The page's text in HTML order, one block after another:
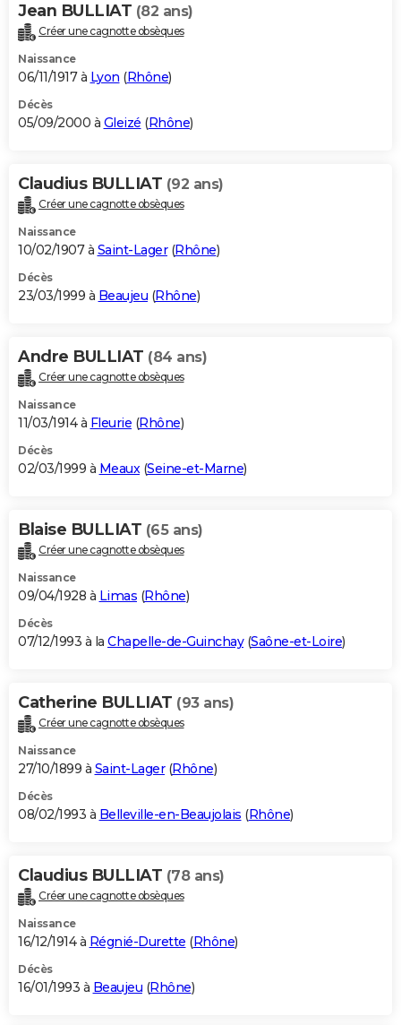
Jean BULLIAT (82 ans)
Créer une cagnotte obsèques
Naissance
06/11/1917 à Lyon (Rhône)
Décès
05/09/2000 à Gleizé (Rhône)
Claudius BULLIAT (92 ans)
Créer une cagnotte obsèques
Naissance
10/02/1907 à Saint-Lager(Rhône)
Décès
23/03/1999 à Beaujeu (Rhône)
Andre BULLIAT (84 ans)
Créer une cagnotte obsèques
Naissance
11/03/1914 à Fleurie (Rhône)
Décès
02/03/1999 à Meaux(Seine-et-Marne)
Blaise BULLIAT (65 ans)
Créer une cagnotte obsèques
Naissance
09/04/1928 à Limas (Rhône)
Décès
07/12/1993 à la Chapelle-de-Guinchay(Saône-et-Loire)
Catherine BULLIAT (93 ans)
Créer une cagnotte obsèques
Naissance
27/10/1899 à Saint-Lager(Rhône)
Décès
08/02/1993 à Belleville-en-Beaujolais (Rhône)
Claudius BULLIAT (78 ans)
Créer une cagnotte obsèques
Naissance
16/12/1914 à Régnié-Durette (Rhône)
Décès
16/01/1993 à Beaujeu (Rhône)